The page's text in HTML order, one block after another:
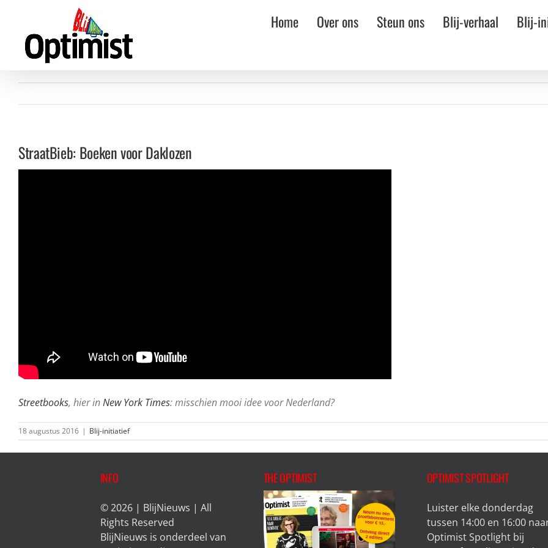
inhoud
Home Over ons Steun ons Blij-verhaal Blij-
StraatBieb: Boeken voor Daklozen
Streetbooks, hier inNew York Times: misschien mooi idee voor Nederland?
18 augustus 2016 | Blij-initiatief
INFO
© 2026 | BlijNieuws | All
Rights Reserved
BlijNieuws is onderdeel van
THE OPTIMIST OPTIMIST SPOTLIGHT
Luister elke donderdag
tussen 14:00 en 16:00
Optimist Spotlight bij